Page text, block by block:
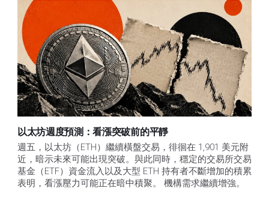
以太坊週度預測：看漲突破前的平靜
週五，以太坊（ETH）繼續橫盤交易，徘徊在 1,901 美元附
近，暗示未來可能出現突破。與此同時，穩定的交易所交易
基金（ETF）資金流入以及大型 ETH 持有者不斷增加的積累
表明，看漲壓力可能正在暗中積聚。 機構需求繼續增強。